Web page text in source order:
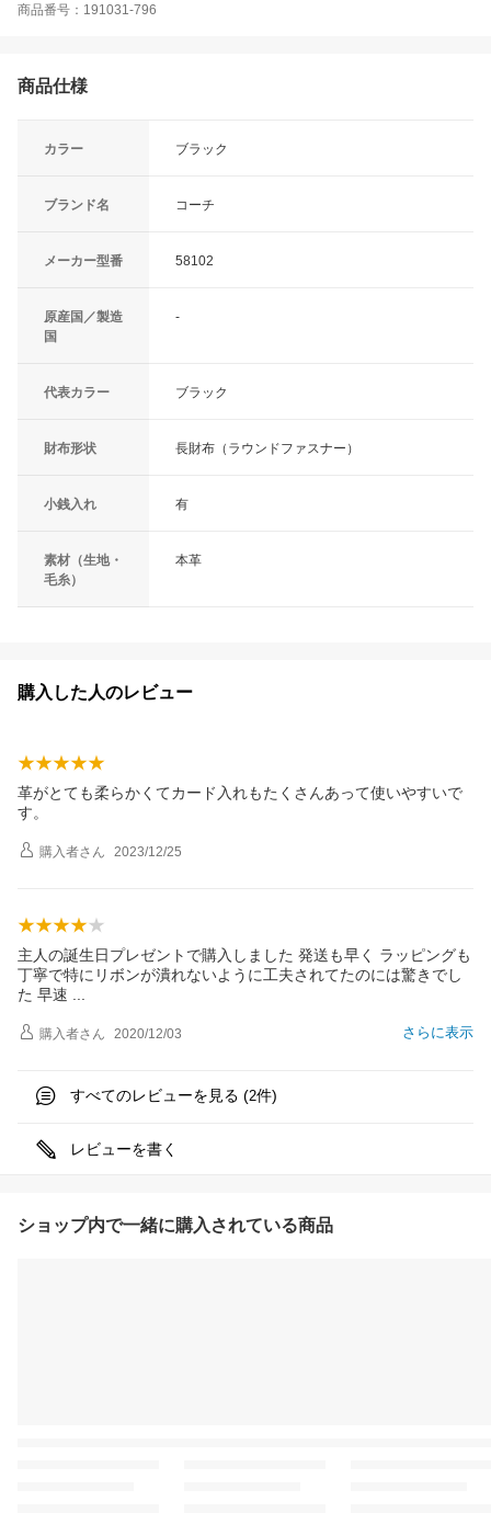
商品番号：191031-796
商品仕様
カラー ブラック
ブランド名 コーチ
メーカー型番 58102
原産国／製造
国
-
代表カラー ブラック
財布形状 長財布（ラウンドファスナー）
小銭入れ 有
素材（生地・
毛糸）
本革
購入した人のレビュー
革がとても柔らかくてカード入れもたくさんあって使いやすいで
す。
購入者さん 2023/12/25
主人の誕生日プレゼントで購入しました 発送も早く ラッピングも
丁寧で特にリボンが潰れないように工夫されてたのには驚きでし
た 早速
さらに表示
購入者さん 2020/12/03
すべてのレビューを見る (2件)
レビューを書く
ショップ内で一緒に購入されている商品